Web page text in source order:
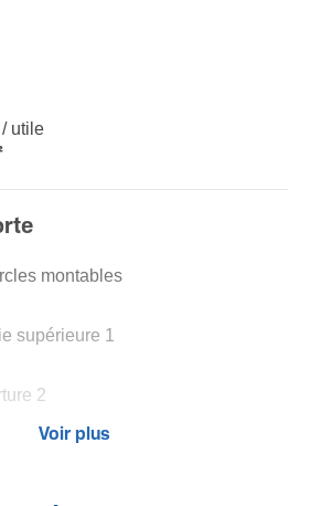
utile
montables
supé­rieure 1
2
Voir plus